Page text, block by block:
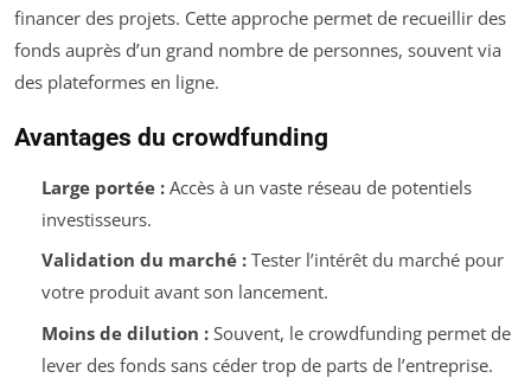
financer des projets. Cette approche permet de recueillir des
fonds auprès d’un grand nombre de personnes, souvent via
des plateformes en ligne.
Avantages du crowdfunding
Large portée :Accès à un vaste réseau de potentiels
investisseurs.
Validation du marché :Tester l’intérêt du marché pour
votre produit avant son lancement.
Moins de dilution :Souvent, le crowdfunding permet de
lever des fonds sans céder trop de parts de l’entreprise.